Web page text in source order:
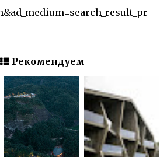
Рекомендуем